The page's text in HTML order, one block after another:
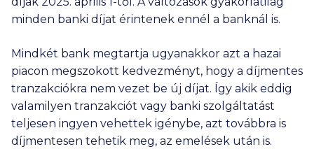
minden banki díjat érintenek ennél a banknál is.
Mindkét bank megtartja ugyanakkor azt a hazai
piacon megszokott kedvezményt, hogy a díjmentes
tranzakciókra nem vezet be új díjat. Így akik eddig
valamilyen tranzakciót vagy banki szolgáltatást
teljesen ingyen vehettek igénybe, azt továbbra is
díjmentesen tehetik meg, az emelések után is.